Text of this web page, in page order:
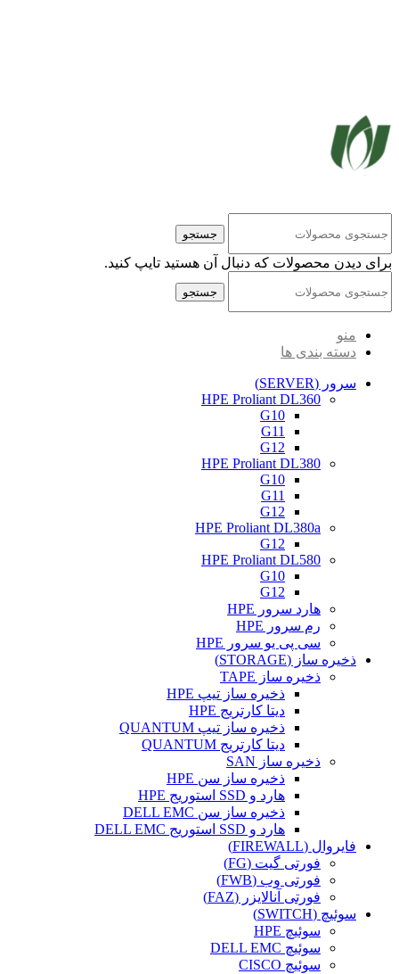
جستجو
برای دیدن محصولات که دنبال آن هستید تایپ کنید.
جستجو
منو
دسته بندی ها
سرور (SERVER)
HPE Proliant DL360
G10
G11
G12
HPE Proliant DL380
G10
G11
G12
HPE Proliant DL380a
G12
HPE Proliant DL580
G10
G12
هارد سرور HPE
رم سرور HPE
سی پی یو سرور HPE
ذخیره ساز (STORAGE)
ذخیره ساز TAPE
ذخیره ساز تیپ HPE
دیتا کارتریج HPE
ذخیره ساز تیپ QUANTUM
دیتا کارتریج QUANTUM
ذخیره ساز SAN
ذخیره ساز سن HPE
هارد و SSD استوریج HPE
ذخیره ساز سن DELL EMC
هارد و SSD استوریج DELL EMC
فایروال (FIREWALL)
فورتی گیت (FG)
فورتی وب (FWB)
فورتی آنالایزر (FAZ)
سوئیچ (SWITCH)
سوئیچ HPE
سوئیچ DELL EMC
سوئیچ CISCO